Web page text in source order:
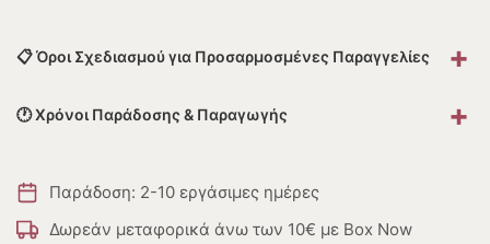
📋 Όροι Σχεδιασμού για Προσαρμοσμένες Παραγγελίες +
🕐 Χρόνοι Παράδοσης & Παραγωγής +
Παράδοση: 2-10 εργάσιμες ημέρες
Δωρεάν μεταφορικά άνω των 10€ με Box Now